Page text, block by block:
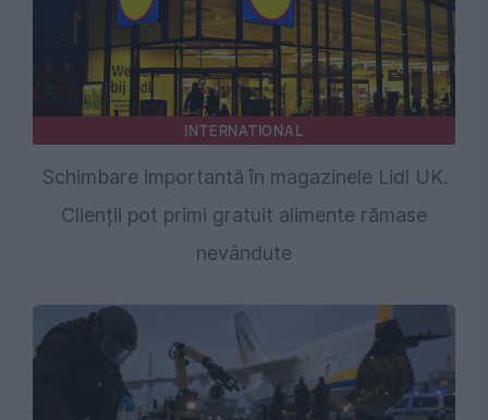
INTERNATIONAL
Schimbare importantă în magazinele Lidl UK.
Clienții pot primi gratuit alimente rămase
nevândute